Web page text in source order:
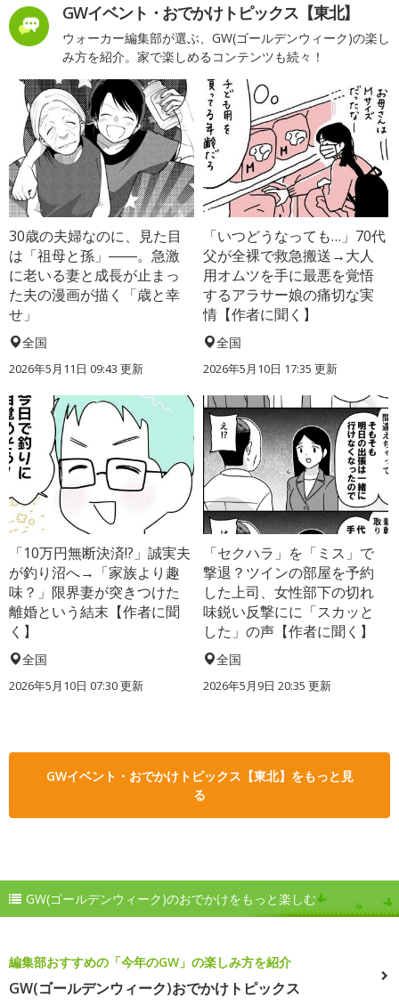
GWイベント・おでかけトピックス【東北】
ウォーカー編集部が選ぶ、GW(ゴールデンウィーク)の楽し
み方を紹介。家で楽しめるコンテンツも続々！
30歳の夫婦なのに、見た目
は「祖母と孫」――。急激
に老いる妻と成長が止まっ
た夫の漫画が描く「歳と幸
せ」
全国
2026年5月11日 09:43 更新
「いつどうなっても…」70代
父が全裸で救急搬送→大人
用オムツを手に最悪を覚悟
するアラサー娘の痛切な実
情【作者に聞く】
全国
2026年5月10日 17:35 更新
「10万円無断決済!?」誠実夫
が釣り沼へ→「家族より趣
味？」限界妻が突きつけた
離婚という結末【作者に聞
く】
全国
2026年5月10日 07:30 更新
「セクハラ」を「ミス」で
撃退？ツインの部屋を予約
した上司、女性部下の切れ
味鋭い反撃にに「スカッと
した」の声【作者に聞く】
全国
2026年5月9日 20:35 更新
GWイベント・おでかけトピックス【東北】をもっと見
る
GW(ゴールデンウィーク)のおでかけをもっと楽しむ
編集部おすすめの「今年のGW」の楽しみ方を紹介
GW(ゴールデンウィーク)おでかけトピックス